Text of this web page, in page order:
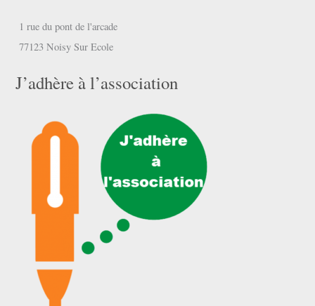
1 rue du pont de l'arcade
77123 Noisy Sur Ecole
J’adhère à l’association